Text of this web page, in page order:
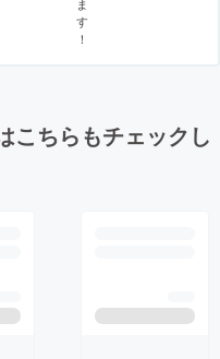
ま
す
！
こちらもチェックし